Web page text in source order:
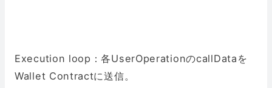
Execution loop：各UserOperationのcallDataを
Wallet Contractに送信。